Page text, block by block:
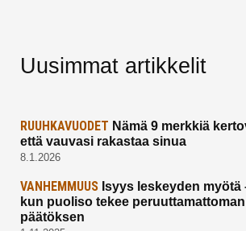
Uusimmat artikkelit
RUUHKAVUODET Nämä 9 merkkiä
että vauvasi rakastaa sinua
8.1.2026
VANHEMMUUS Isyys leskeyden myötä
kun puoliso tekee peruuttamattoman
päätöksen